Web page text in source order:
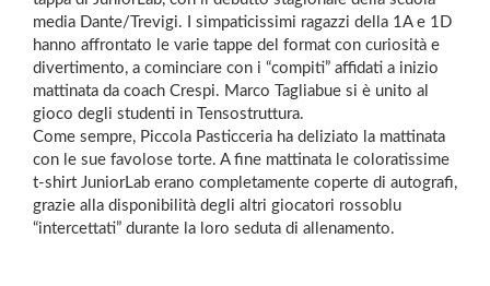
media Dante/Trevigi. I simpaticissimi ragazzi della 1A e 1D
hanno affrontato le varie tappe del format con curiosità e
divertimento, a cominciare con i “compiti” affidati a inizio
mattinata da coach Crespi. Marco Tagliabue si è unito al
gioco degli studenti in Tensostruttura.
Come sempre, Piccola Pasticceria ha deliziato la mattinata
con le sue favolose torte. A fine mattinata le coloratissime
t-shirt JuniorLab erano completamente coperte di autografi,
grazie alla disponibilità degli altri giocatori rossoblu
“intercettati” durante la loro seduta di allenamento.